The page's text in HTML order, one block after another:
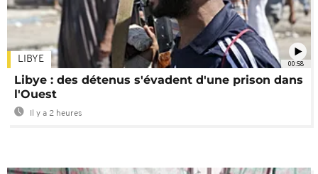
00:58
LIBYE
Libye : des détenus s'évadent d'une prison dans
l'Ouest
Il y a 2 heures